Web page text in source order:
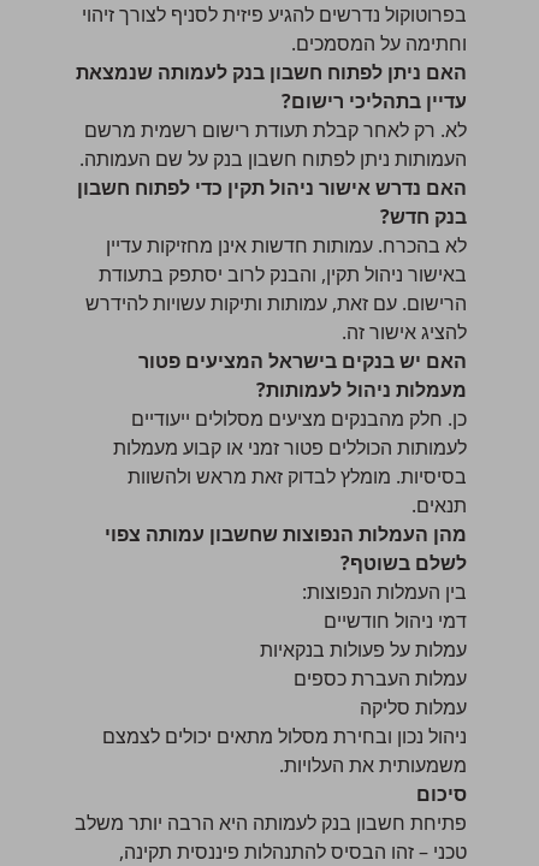
בפרוטוקול נדרשים להגיע פיזית לסניף לצורך זיהוי
וחתימה על המסמכים.
האם ניתן לפתוח חשבון בנק לעמותה שנמצאת
עדיין בתהליכי רישום?
לא. רק לאחר קבלת תעודת רישום רשמית מרשם
העמותות ניתן לפתוח חשבון בנק על שם העמותה.
האם נדרש אישור ניהול תקין כדי לפתוח חשבון
בנק חדש?
לא בהכרח. עמותות חדשות אינן מחזיקות עדיין
באישור ניהול תקין, והבנק לרוב יסתפק בתעודת
הרישום. עם זאת, עמותות ותיקות עשויות להידרש
להציג אישור זה.
האם יש בנקים בישראל המציעים פטור
מעמלות ניהול לעמותות?
כן. חלק מהבנקים מציעים מסלולים ייעודיים
לעמותות הכוללים פטור זמני או קבוע מעמלות
בסיסיות. מומלץ לבדוק זאת מראש ולהשוות
תנאים.
מהן העמלות הנפוצות שחשבון עמותה צפוי
לשלם בשוטף?
בין העמלות הנפוצות:
דמי ניהול חודשיים
עמלות על פעולות בנקאיות
עמלות העברת כספים
עמלות סליקה
ניהול נכון ובחירת מסלול מתאים יכולים לצמצם
משמעותית את העלויות.
סיכום
פתיחת חשבון בנק לעמותה היא הרבה יותר משלב
טכני – זהו הבסיס להתנהלות פיננסית תקינה,